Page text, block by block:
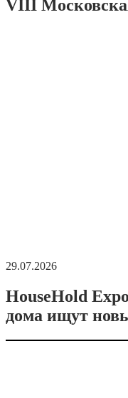
VIII
29.07.2026
HouseHold
дома ищут